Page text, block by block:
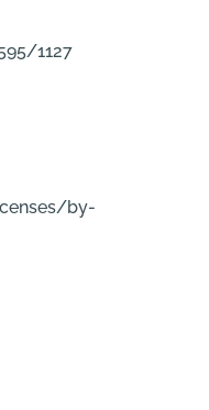
1127
by-